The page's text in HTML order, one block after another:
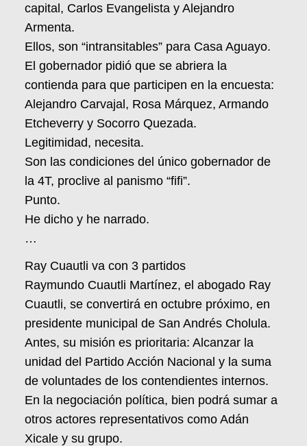
capital, Carlos Evangelista y Alejandro
Armenta.
Ellos, son “intransitables” para Casa Aguayo.
El gobernador pidió que se abriera la
contienda para que participen en la encuesta:
Alejandro Carvajal, Rosa Márquez, Armando
Etcheverry y Socorro Quezada.
Legitimidad, necesita.
Son las condiciones del único gobernador de
la 4T, proclive al panismo “fifi”.
Punto.
He dicho y he narrado.
…
Ray Cuautli va con 3 partidos
Raymundo Cuautli Martínez, el abogado Ray
Cuautli, se convertirá en octubre próximo, en
presidente municipal de San Andrés Cholula.
Antes, su misión es prioritaria: Alcanzar la
unidad del Partido Acción Nacional y la suma
de voluntades de los contendientes internos.
En la negociación política, bien podrá sumar a
otros actores representativos como Adán
Xicale y su grupo.